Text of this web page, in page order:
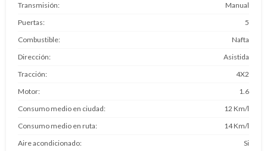
Transmisión
Manual
Puertas
5
Combustible
Nafta
Dirección
Asistida
Tracción
4X2
Motor
1.6
Consumo medio en ciudad
12 Km/l
Consumo medio en ruta
14 Km/l
Aire acondicionado
Si